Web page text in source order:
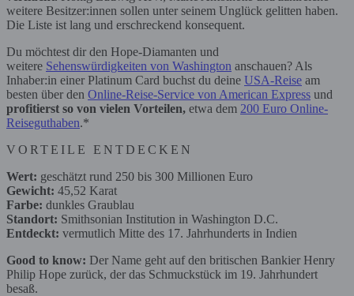
weitere Besitzer:innen sollen unter seinem Unglück gelitten haben.
Die Liste ist lang und erschreckend konsequent.
Du möchtest dir den Hope-Diamanten und
weitere Sehenswürdigkeiten von Washington anschauen? Als
Inhaber:in einer Platinum Card buchst du deine USA-Reise am
besten über den Online-Reise-Service von American Express und
profitierst so von vielen Vorteilen, etwa dem 200 Euro Online-
Reiseguthaben.*
VORTEILE ENTDECKEN
Wert: geschätzt rund 250 bis 300 Millionen Euro
Gewicht: 45,52 Karat
Farbe: dunkles Graublau
Standort: Smithsonian Institution in Washington D.C.
Entdeckt: vermutlich Mitte des 17. Jahrhunderts in Indien
Good to know: Der Name geht auf den britischen Bankier Henry
Philip Hope zurück, der das Schmuckstück im 19. Jahrhundert
besaß.